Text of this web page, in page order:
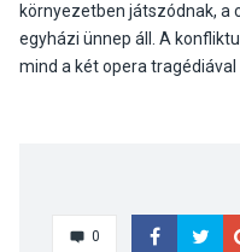
környezetben játszódnak, a
egyházi ünnep áll. A
mind a két opera tragédiával
0